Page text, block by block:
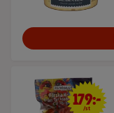
179 kr/st
179:-
/st